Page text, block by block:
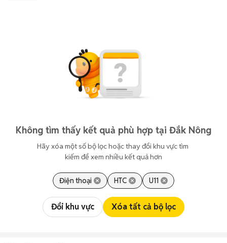
Không tìm thấy kết quả phù hợp tại Đắk Nông
Hãy xóa một số bộ lọc hoặc thay đổi khu vực tìm
kiếm để xem nhiều kết quả hơn
Điện thoại HTC U11
Đổi khu vực Xóa tất cả bộ lọc